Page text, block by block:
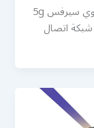
رقم مقوي شبكة 5g عبدالله مبارك الكويت مقوي سيرفس 5g
اتصال